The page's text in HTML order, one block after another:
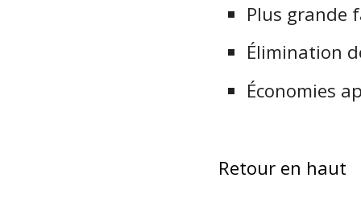
Plus grande
Élimination
Économies
Retour en haut